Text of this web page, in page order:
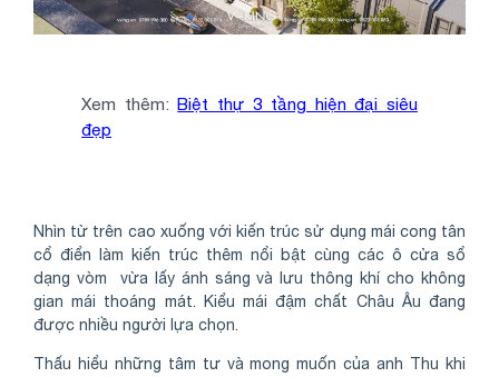
Xem thêm:Biệt thự 3 tầng hiện đại siêu
đẹp
Nhìn từ trên cao xuống với kiến trúc sử dụng mái cong tân
cổ điển làm kiến trúc thêm nổi bật cùng các ô cửa sổ
dạng vòm vừa lấy ánh sáng và lưu thông khí cho không
gian mái thoáng mát. Kiểu mái đậm chất Châu Âu đang
được nhiều người lựa chọn.
Thấu hiểu những tâm tư và mong muốn của anh Thu khi